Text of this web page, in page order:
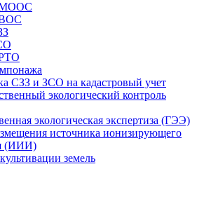
СЗЗ и ЗСО на кадастровый учет
экологический контроль
экологическая экспертиза (ГЭЭ)
источника ионизирующего
(ИИИ)
земель